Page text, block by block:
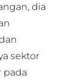
dia
sektor
pada